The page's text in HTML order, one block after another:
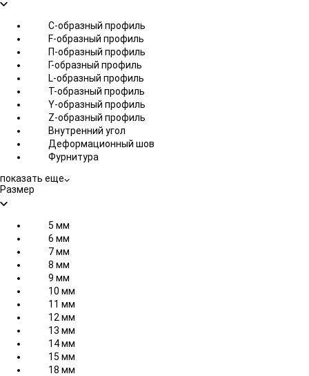
С-образный профиль
F-образный профиль
П-образный профиль
Г-образный профиль
L-образный профиль
Т-образный профиль
Y-образный профиль
Z-образный профиль
Внутренний угол
Деформационный шов
Фурнитура
показать еще
Размер
5 мм
6 мм
7 мм
8 мм
9 мм
10 мм
11 мм
12 мм
13 мм
14 мм
15 мм
18 мм